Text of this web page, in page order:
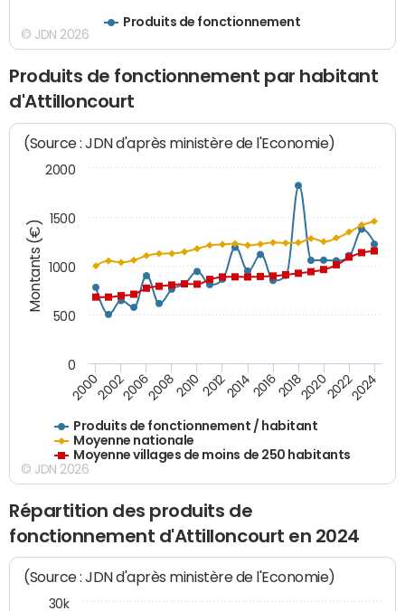
Produits de fonctionnement
© JDN 2026
Produits de fonctionnement par habitant
d'Attilloncourt
Montants (€)
(Source : JDN d'après ministère de l'Economie)
Produits de fonctionnement / habitant
Moyenne nationale
Moyenne villages de moins de 250 habitants
200020022006200820102012201420162018202020222024
0
500
1000
1500
2000
© JDN 2026
Répartition des produits de
fonctionnement d'Attilloncourt en 2024
(Source : JDN d'après ministère de l'Economie)
30k